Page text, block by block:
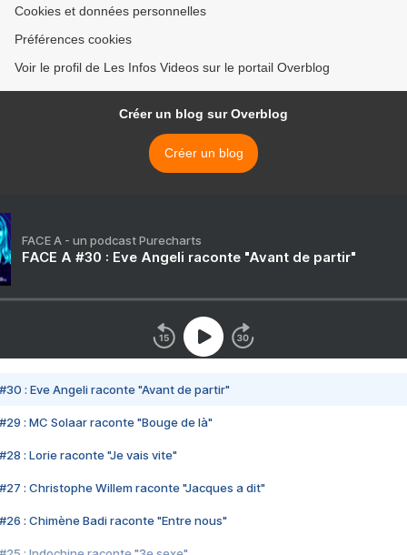
Cookies et données personnelles
Préférences cookies
Voir le profil de Les Infos Videos sur le portail Overblog
Créer un blog sur Overblog
Créer un blog
FACE A - un podcast Purecharts
FACE A #30 : Eve Angeli raconte "Avant de partir"
#30 : Eve Angeli raconte "Avant de partir"
#29 : MC Solaar raconte "Bouge de là"
#28 : Lorie raconte "Je vais vite"
#27 : Christophe Willem raconte "Jacques a dit"
#26 : Chimène Badi raconte "Entre nous"